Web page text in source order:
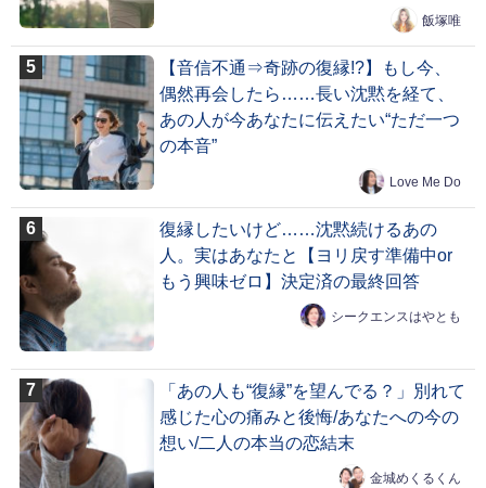
飯塚唯
【音信不通⇒奇跡の復縁!?】もし今、
偶然再会したら……長い沈黙を経て、
あの人が今あなたに伝えたい“ただ一つ
の本音”
Love Me Do
復縁したいけど……沈黙続けるあの
人。実はあなたと【ヨリ戻す準備中or
もう興味ゼロ】決定済の最終回答
シークエンスはやとも
「あの人も“復縁”を望んでる？」別れて
感じた心の痛みと後悔/あなたへの今の
想い/二人の本当の恋結末
金城めくるくん